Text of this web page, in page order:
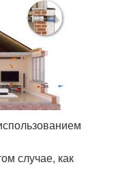
случае, как